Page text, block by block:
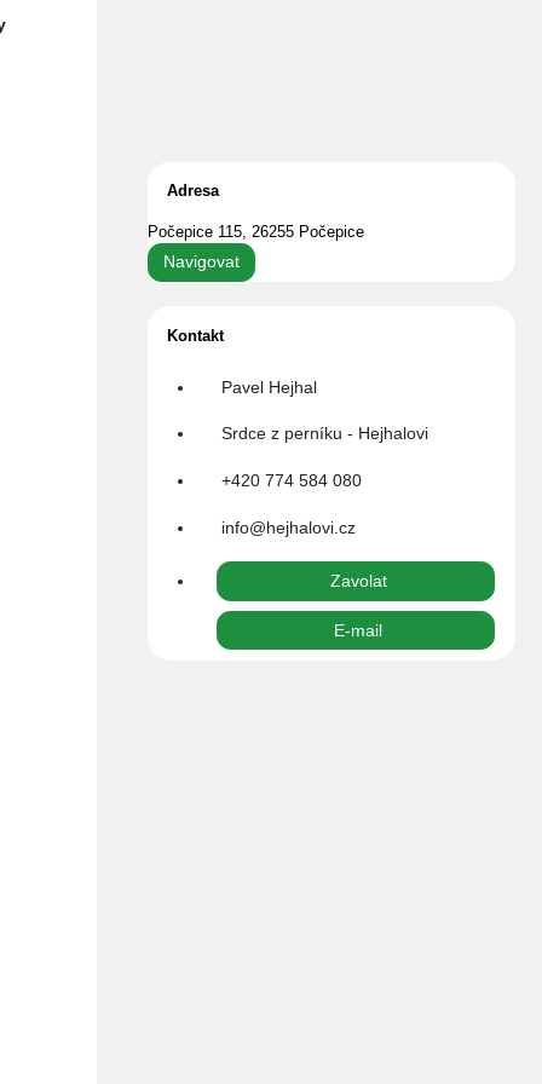
Adresa
Počepice 115, 26255 Počepice
Navigovat
Kontakt
Pavel Hejhal
Srdce z perníku - Hejhalovi
+420 774 584 080
info@hejhalovi.cz
Zavolat
E-mail